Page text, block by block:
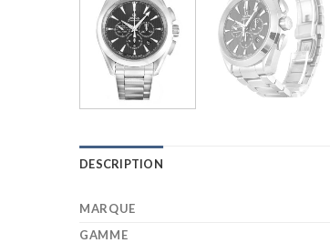
DESCRIPTION
MARQUE
GAMME